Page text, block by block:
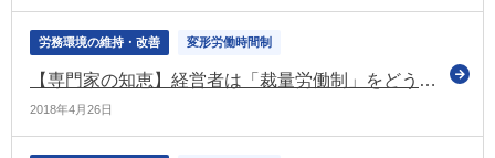
労務環境の維持・改善 変形労働時間制
【専門家の知恵】経営者は「裁量労働制」をどう活用したいのか？
2018年4月26日